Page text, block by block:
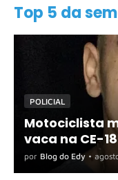
Top 5 da
POLICIAL
Motociclista
vaca na CE-
por Blog do Edy •